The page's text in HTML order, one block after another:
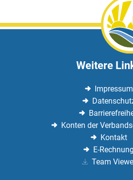
Weitere
Impressum
Konten der
Kontakt
E-Rechnung
Team